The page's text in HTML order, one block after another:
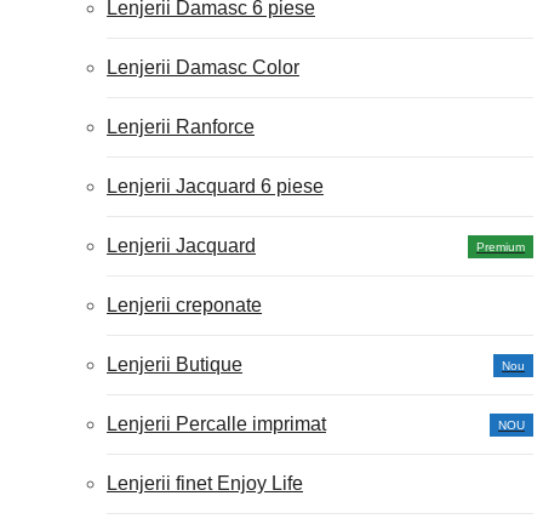
Lenjerii Damasc 6 piese
Lenjerii Damasc Color
Lenjerii Ranforce
Lenjerii Jacquard 6 piese
Lenjerii Jacquard Premium
Lenjerii creponate
Lenjerii Butique Nou
Lenjerii Percalle imprimat NOU
Lenjerii finet Enjoy Life